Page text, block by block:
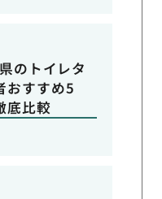
のトイレタ
おすすめ5
底比較